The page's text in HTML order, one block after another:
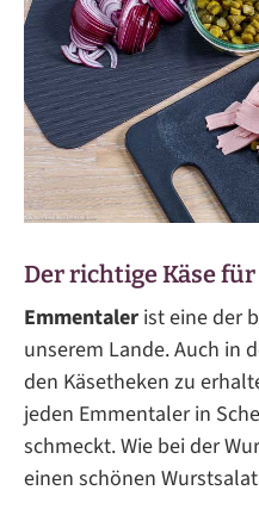
Der richtige Käse
Emmentaler ist eine der
unserem Lande. Auch in
den Käsetheken zu
jeden Emmentaler in
schmeckt. Wie bei der
einen schönen